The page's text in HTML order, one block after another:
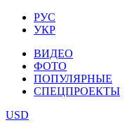
РУС
УКР
ВИДЕО
ФОТО
ПОПУЛЯРНЫЕ
СПЕЦПРОЕКТЫ
USD